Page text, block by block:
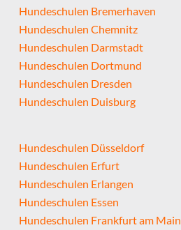
Hundeschulen Bremerhaven
Hundeschulen Chemnitz
Hundeschulen Darmstadt
Hundeschulen Dortmund
Hundeschulen Dresden
Hundeschulen Duisburg
Hundeschulen Düsseldorf
Hundeschulen Erfurt
Hundeschulen Erlangen
Hundeschulen Essen
Hundeschulen Frankfurt am Main